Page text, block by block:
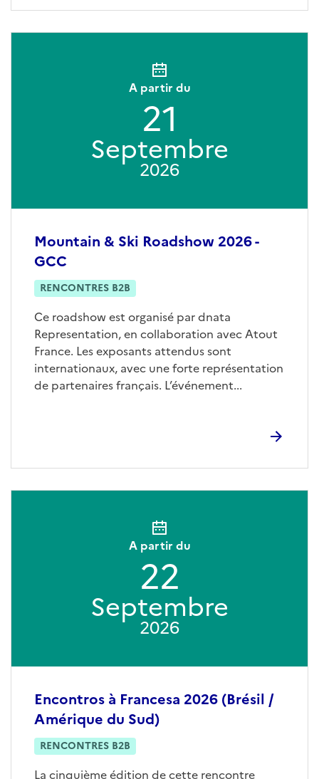
Mountain & Ski Roadshow 2026 -
GCC
RENCONTRES B2B
Ce roadshow est organisé par dnata
Representation, en collaboration avec Atout
France. Les exposants attendus sont
internationaux, avec une forte représentation
de partenaires français. L’événement...
A partir du
21
Septembre
2026
Encontros à Francesa 2026 (Brésil /
Amérique du Sud)
RENCONTRES B2B
La cinquième édition de cette rencontre
A partir du
22
Septembre
2026